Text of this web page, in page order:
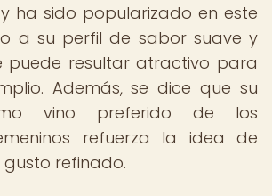
ha sido popularizado en este
a su perfil de sabor suave y
puede resultar atractivo para
Además, se dice que su
vino preferido de los
refuerza la idea de
refinado.